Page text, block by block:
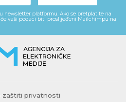
newsletter platformu. Ako se pretplatite na
vaši podaci biti proslijeđeni Mailchimpu na
zaštiti privatnosti